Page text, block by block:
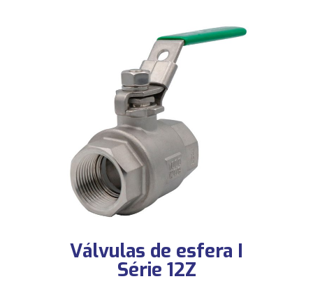
Válvulas de esfera I
Série 12Z